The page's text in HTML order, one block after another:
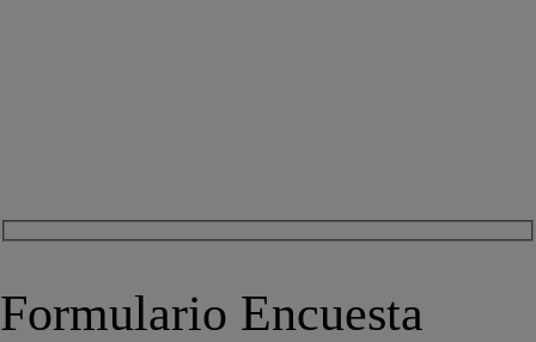
Formulario Encuesta